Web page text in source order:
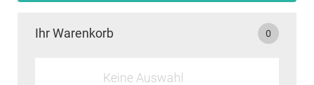
Ihr Warenkorb 0
Keine Auswahl